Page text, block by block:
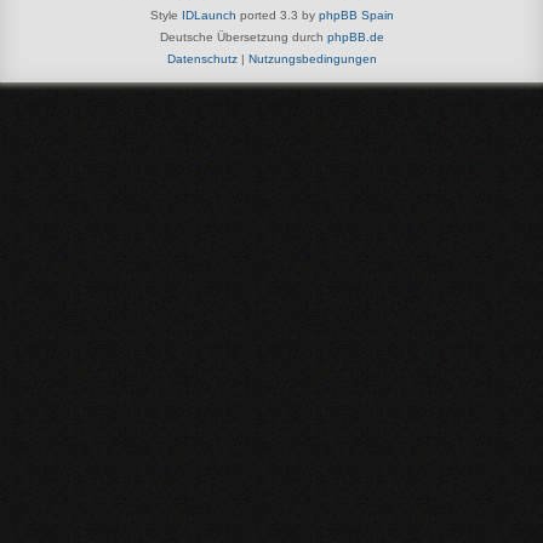
Style IDLaunch ported 3.3 by phpBB Spain
Deutsche Übersetzung durch phpBB.de
Datenschutz| Nutzungsbedingungen